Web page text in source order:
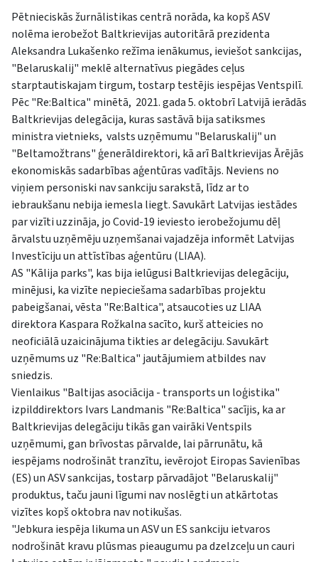
Pētnieciskās žurnālistikas centrā norāda, ka kopš ASV
nolēma ierobežot Baltkrievijas autoritārā prezidenta
Aleksandra Lukašenko režīma ienākumus, ieviešot sankcijas,
"Belaruskalij" meklē alternatīvus piegādes ceļus
starptautiskajam tirgum, tostarp testējis iespējas Ventspilī.
Pēc "Re:Baltica" minētā, 2021. gada 5. oktobrī Latvijā ierādās
Baltkrievijas delegācija, kuras sastāvā bija satiksmes
ministra vietnieks, valsts uzņēmumu "Belaruskalij" un
"Beltamožtrans" ģenerāldirektori, kā arī Baltkrievijas Ārējās
ekonomiskās sadarbības aģentūras vadītājs. Neviens no
viņiem personiski nav sankciju sarakstā, līdz ar to
iebraukšanu nebija iemesla liegt. Savukārt Latvijas iestādes
par vizīti uzzināja, jo Covid-19 ieviesto ierobežojumu dēļ
ārvalstu uzņēmēju uzņemšanai vajadzēja informēt Latvijas
Investīciju un attīstības aģentūru (LIAA).
AS "Kālija parks", kas bija ielūgusi Baltkrievijas delegāciju,
minējusi, ka vizīte nepieciešama sadarbības projektu
pabeigšanai, vēsta "Re:Baltica", atsaucoties uz LIAA
direktora Kaspara Rožkalna sacīto, kurš atteicies no
neoficiālā uzaicinājuma tikties ar delegāciju. Savukārt
uzņēmums uz "Re:Baltica" jautājumiem atbildes nav
sniedzis.
Vienlaikus "Baltijas asociācija - transports un loģistika"
izpilddirektors Ivars Landmanis "Re:Baltica" sacījis, ka ar
Baltkrievijas delegāciju tikās gan vairāki Ventspils
uzņēmumi, gan brīvostas pārvalde, lai pārrunātu, kā
iespējams nodrošināt tranzītu, ievērojot Eiropas Savienības
(ES) un ASV sankcijas, tostarp pārvadājot "Belaruskalij"
produktus, taču jauni līgumi nav noslēgti un atkārtotas
vizītes kopš oktobra nav notikušas.
"Jebkura iespēja likuma un ASV un ES sankciju ietvaros
nodrošināt kravu plūsmas pieaugumu pa dzelzceļu un cauri